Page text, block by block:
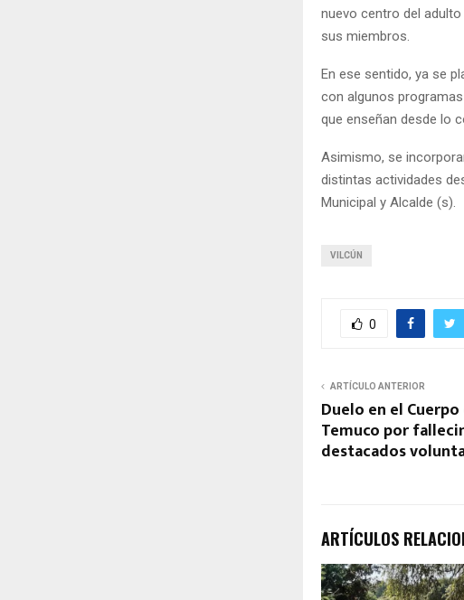
nuevo centro del
sus miembros.
En ese sentido, ya se
con algunos
que enseñan desde lo
Asimismo, se
distintas actividades
Municipal y Alcalde (s).
VILCÚN
0
ARTÍCULO ANTERIOR
Duelo en el
Temuco por
destacados
ARTÍCULOS